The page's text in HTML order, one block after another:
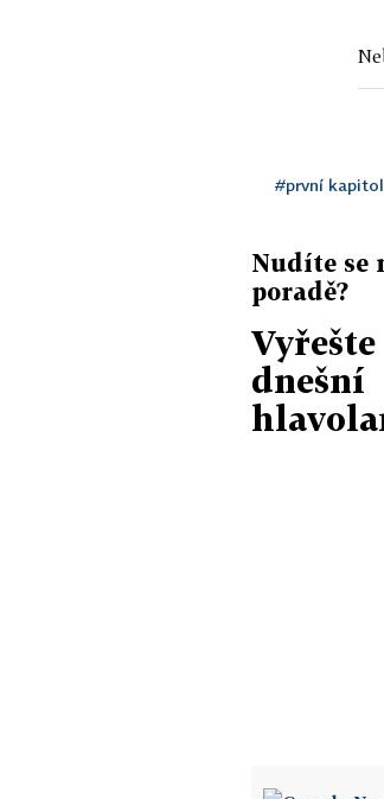
#první
Nudíte se
poradě?
Vyřešte
dnešní